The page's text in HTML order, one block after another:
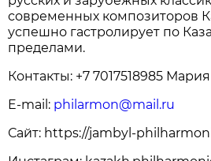
современных композиторов
успешно гастролирует по
пределами.
Контакты: +7 7017518985
E-mail: philarmon@mail.ru
Сайт: https://jambyl-